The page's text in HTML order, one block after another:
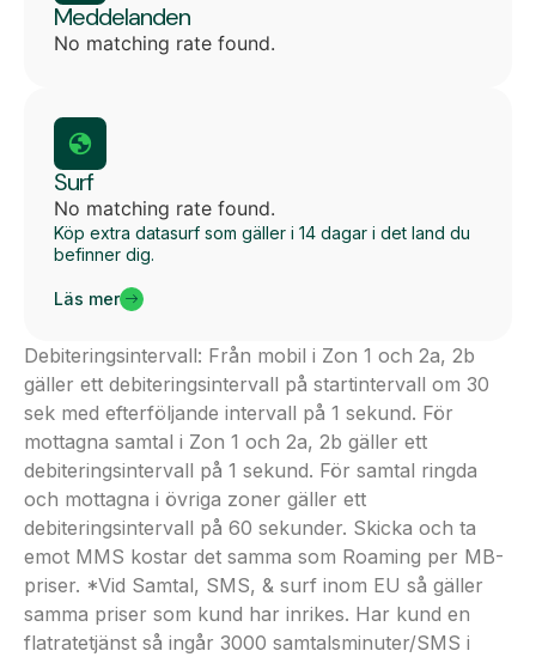
Meddelanden
No matching rate found.
Surf
No matching rate found.
Köp extra datasurf som gäller i 14 dagar i det land du
befinner dig.
Läs mer
Debiteringsintervall: Från mobil i Zon 1 och 2a, 2b
gäller ett debiteringsintervall på startintervall om 30
sek med efterföljande intervall på 1 sekund. För
mottagna samtal i Zon 1 och 2a, 2b gäller ett
debiteringsintervall på 1 sekund. För samtal ringda
och mottagna i övriga zoner gäller ett
debiteringsintervall på 60 sekunder. Skicka och ta
emot MMS kostar det samma som Roaming per MB-
priser. *Vid Samtal, SMS, & surf inom EU så gäller
samma priser som kund har inrikes. Har kund en
flatratetjänst så ingår 3000 samtalsminuter/SMS i